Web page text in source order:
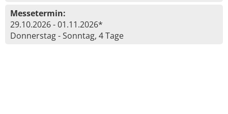
Messetermin:
29.10.2026 - 01.11.2026*
Donnerstag - Sonntag, 4 Tage